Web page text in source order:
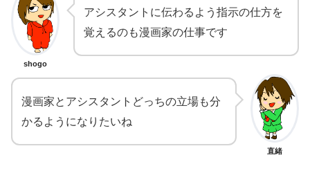
shogo
アシスタントに伝わるよう指示の仕方を
覚えるのも漫画家の仕事です
直緒
漫画家とアシスタントどっちの立場も分
かるようになりたいね